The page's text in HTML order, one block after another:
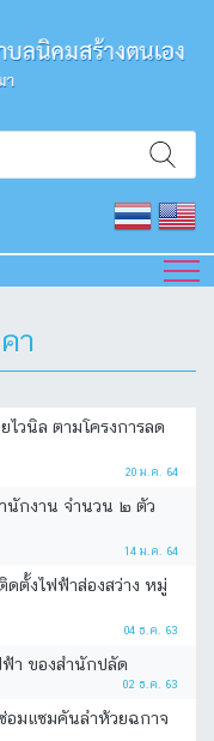
า
ไวนิล ตามโครงการลด
20 ม.ค. 64
นักงาน จำนวน ๒ ตัว
14 ม.ค. 64
ดตั้งไฟฟ้าส่องสว่าง หมู่
04 ธ.ค. 63
ฟ้า ของสำนักปลัด
02 ธ.ค. 63
อมแซมคันลำห้วยฉกาจ